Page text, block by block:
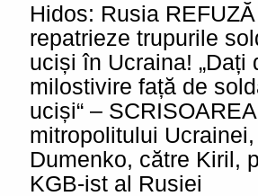
Hidos: Rusia
repatrieze trupurile
uciși în Ucraina! „Dați
milostivire față de
uciși“ – SCRISOAREA
mitropolitului
Dumenko, către Kiril,
KGB-ist al Rusiei